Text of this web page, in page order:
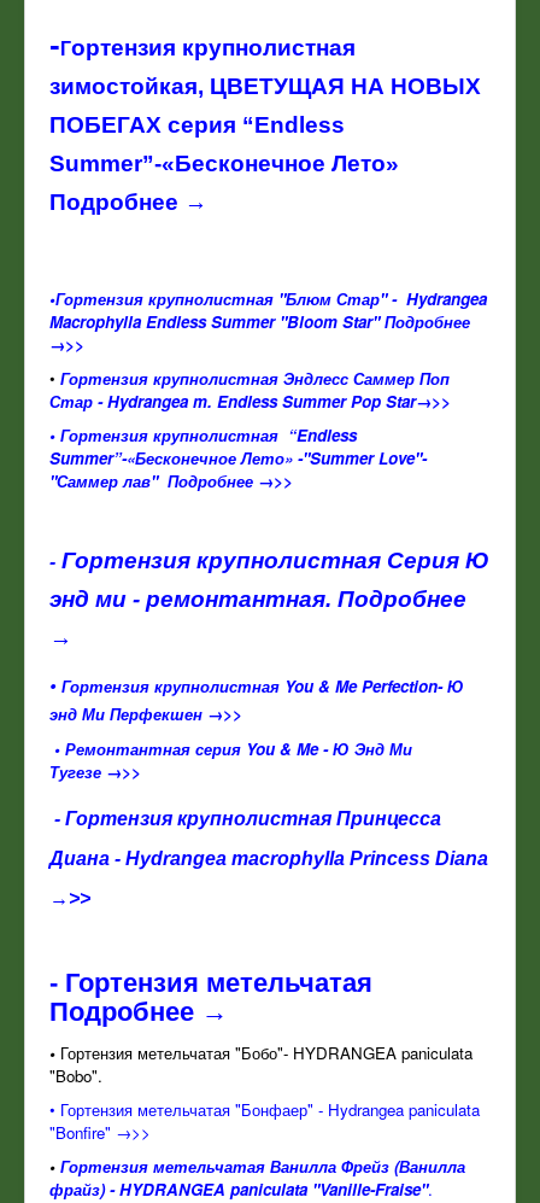
- Гортензия крупнолистная
зимостойкая, ЦВЕТУЩАЯ НА НОВЫХ
ПОБЕГАХ серия “Endless
Summer”-«Бесконечное Лето»
Подробнее →
•Гортензия крупнолистная "Блюм Стар" - Hydrangea
Macrophylla Endless Summer "Bloom Star" Подробнее
→>>
• Гортензия крупнолистная Эндлесс Саммер Поп
Стар - Hydrangea m. Endless Summer Pop Star→>>
• Гортензия крупнолистная “Endless
Summer”-«Бесконечное Лето» -"Summer Love"-
"Саммер лав" Подробнее →>>
- Гортензия крупнолистная Серия Ю
энд ми - ремонтантная. Подробнее
→
• Гортензия крупнолистная You & Me Perfection- Ю
энд Ми Перфекшен →>>
• Ремонтантная серия You & Me - Ю Энд Ми
Тугезе →>>
- Гортензия крупнолистная Принцесса
Диана - Hydrangea macrophylla Princess Diana
→>>
- Гортензия метельчатая
Подробнее →
• Гортензия метельчатая "Бобо"- HYDRANGEA paniculata
"Bobo".
• Гортензия метельчатая "Бонфаер" - Hydrangea paniculata
"Bonfire" →>>
• Гортензия метельчатая Ванилла Фрейз (Ванилла
фрайз) - HYDRANGEA paniculata "Vanille-Fraise".